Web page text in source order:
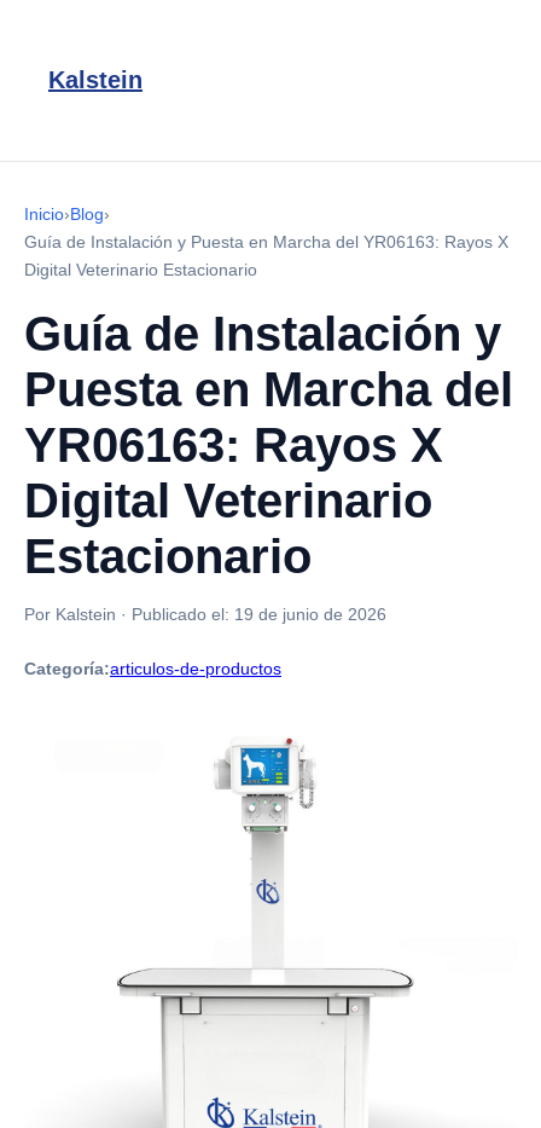
Kalstein
Inicio›Blog›
Guía de Instalación y Puesta en Marcha del YR06163: Rayos X
Digital Veterinario Estacionario
Guía de Instalación y
Puesta en Marcha del
YR06163: Rayos X
Digital Veterinario
Estacionario
Por Kalstein · Publicado el: 19 de junio de 2026
Categoría:articulos-de-productos